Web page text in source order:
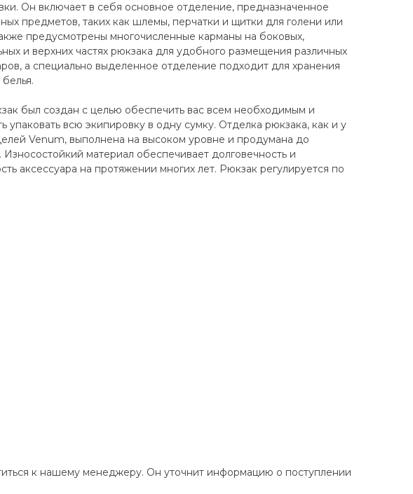
Он включает в себя основное отделение, предназначенное
предметов, таких как шлемы, перчатки и щитки для голени или
предусмотрены многочисленные карманы на боковых,
и верхних частях рюкзака для удобного размещения различных
а специально выделенное отделение подходит для хранения
белья.
был создан с целью обеспечить вас всем необходимым и
упаковать всю экипировку в одну сумку. Отделка рюкзака, как и у
Venum, выполнена на высоком уровне и продумана до
Износостойкий материал обеспечивает долговечность и
аксессуара на протяжении многих лет. Рюкзак регулируется по
к нашему менеджеру. Он уточнит информацию о поступлении